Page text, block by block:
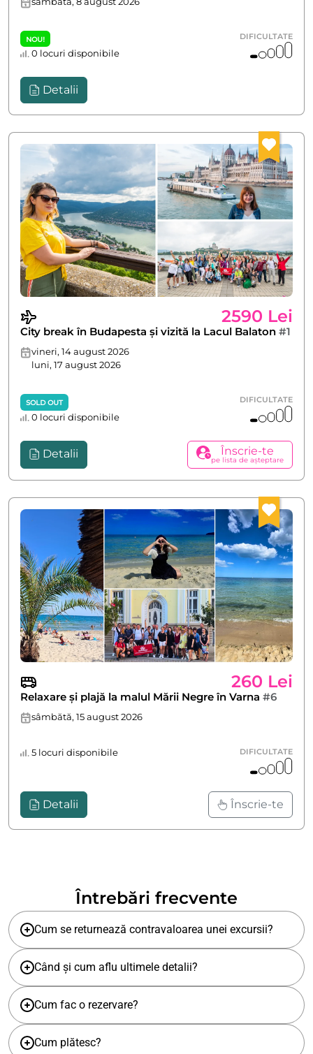
NOU!
0 locuri disponibile
DIFICULTATE
Detalii
2590 Lei
City break în Budapesta și vizită la Lacul Balaton #1
vineri, 14 august 2026
luni, 17 august 2026
SOLD OUT
0 locuri disponibile
DIFICULTATE
Detalii Înscrie-te
pe lista de așteptare
260 Lei
Relaxare și plajă la malul Mării Negre în Varna #6
sâmbătă, 15 august 2026
5 locuri disponibile DIFICULTATE
Detalii Înscrie-te
Întrebări frecvente
Cum se returnează contravaloarea unei excursii?
Când și cum aflu ultimele detalii?
Cum fac o rezervare?
Cum plătesc?